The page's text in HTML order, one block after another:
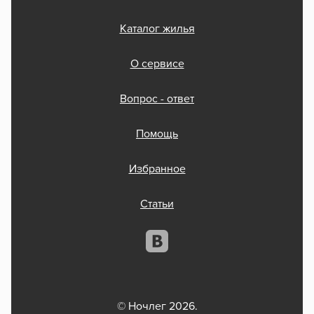
Каталог жилья
О сервисе
Вопрос - ответ
Помощь
Избранное
Статьи
© Ночлег 2026.